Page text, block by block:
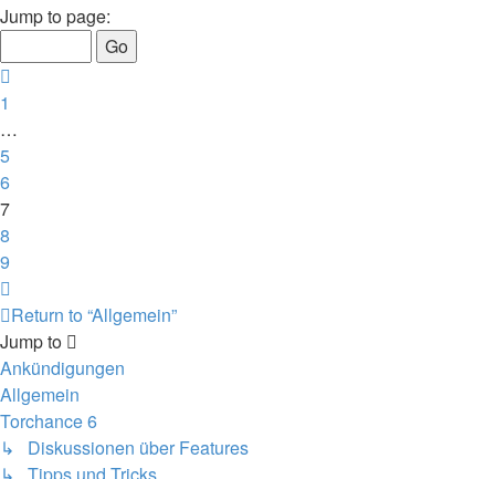
7
9
Jump to page:
1
…
5
6
7
8
9
Return to “Allgemein”
Jump to
Ankündigungen
Allgemein
Torchance 6
↳ Diskussionen über Features
↳ Tipps und Tricks